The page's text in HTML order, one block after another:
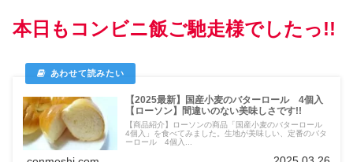
本日もコンビニ飯ご馳走様でしたっ!!
【2025最新】国産小麦のバターロール 4個入
【ローソン】間違いのない美味しさです!!
【商品紹介】ローソンの商品「国産小麦のバターロール
4個入」を食べてみました。生地が美味しい、定番のバタ
ーロール 4個入...